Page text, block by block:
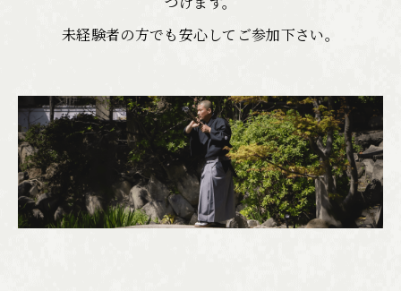
未経験者の方でも安心してご参加下さい。